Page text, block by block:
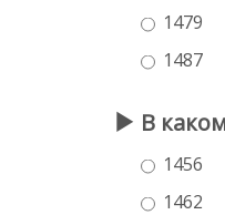
1479
1487
В
1456
1462